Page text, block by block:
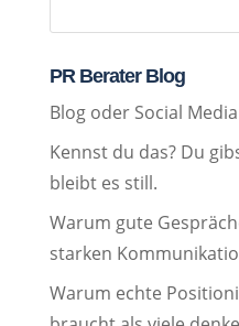
PR Berater Blog
Blog oder Social
Kennst du das? Du
bleibt es still.
Warum gute
starken
Warum echte